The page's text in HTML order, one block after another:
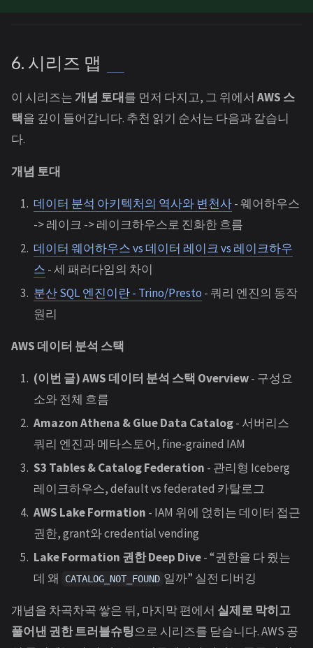
6. 시리즈 맵
이 시리즈는개념 토대를 먼저 다지고, 그 위에서 AWS 스
택을 깊이 들어갑니다. 추천 읽기 순서는 다음과 같습니
다.
개념 토대
데이터 분석 아키텍처의 역사와 변천사- 웨어하우스
-> 레이크 -> 레이크하우스로 진화한 흐름
데이터 웨어하우스 vs 데이터 레이크 vs 레이크하우
스 - 세 패러다임의 차이
분산 SQL 엔진이란 - Trino/Presto- 쿼리 엔진의 동작
원리
AWS 데이터 분석 스택
(이번 글) AWS 데이터 분석 스택 Overview- 구성요
소와 전체 흐름
Amazon Athena & Glue Data Catalog- 서버리스
쿼리 엔진과 메타스토어, fine-grained IAM
S3 Tables & Catalog Federation - 관리형 Iceberg
레이크하우스, default vs federated 카탈로그
AWS Lake Formation - IAM 위에 얹히는 데이터 접근
권한, grant와 credential vending
Lake Formation 권한 Deep Dive- “권한을 다 줬는
데 왜
CATALOG_NOT_FOUND 일까” 실전 디버깅
개념을 차곡차곡 쌓은 뒤, 마지막 편에서 실제로 막히고
풀어낸 권한 트러블슈팅으로 시리즈를 닫습니다. AWS 공